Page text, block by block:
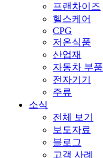
프랜차이즈
헬스케어
CPG
저온식품
산업재
자동차 부품
전자기기
주류
소식
전체 보기
보도자료
블로그
고객 사례